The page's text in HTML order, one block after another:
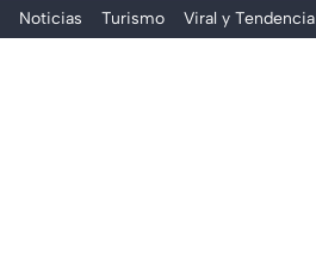
Noticias Turismo Viral y Tendencia